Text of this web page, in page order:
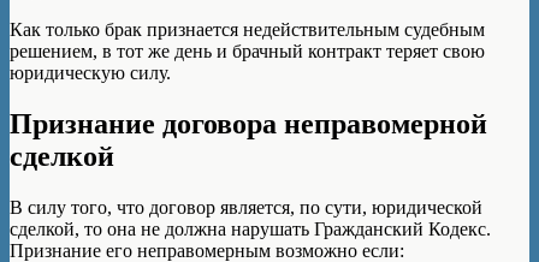
Как только брак признается недействительным судебным
решением, в тот же день и брачный контракт теряет свою
юридическую силу.
Признание договора неправомерной
сделкой
В силу того, что договор является, по сути, юридической
сделкой, то она не должна нарушать Гражданский Кодекс.
Признание его неправомерным возможно если: